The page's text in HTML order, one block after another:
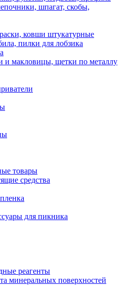
шпагат, скобы,
ковши штукатурные
пилки для лобзика
и макловицы, щетки по металлу
товары
средства
для пикника
реагенты
минеральных поверхностей